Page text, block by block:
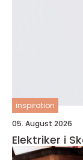
inspiration
05. August 2026
Elektriker i